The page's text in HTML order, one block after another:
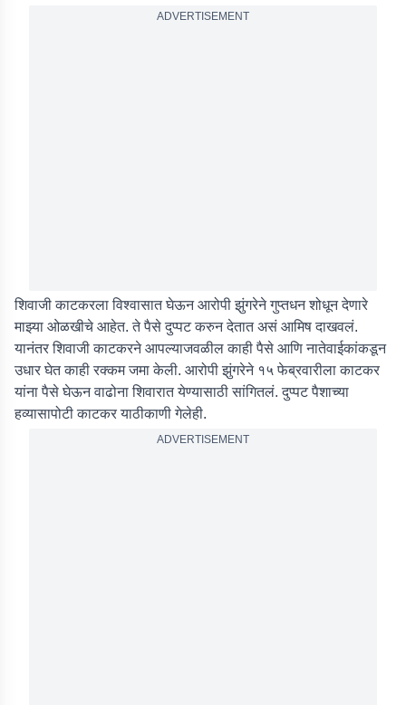
ADVERTISEMENT
शिवाजी काटकरला विश्वासात घेऊन आरोपी झुंगरेने गुप्तधन शोधून देणारे
माझ्या ओळखीचे आहेत. ते पैसे दुप्पट करुन देतात असं आमिष दाखवलं.
यानंतर शिवाजी काटकरने आपल्याजवळील काही पैसे आणि नातेवाईकांकडून
उधार घेत काही रक्कम जमा केली. आरोपी झुंगरेने १५ फेब्रवारीला काटकर
यांना पैसे घेऊन वाढोना शिवारात येण्यासाठी सांगितलं. दुप्पट पैशाच्या
हव्यासापोटी काटकर याठीकाणी गेलेही.
ADVERTISEMENT